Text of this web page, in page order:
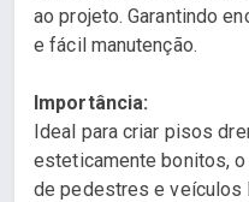
ao projeto. Garantindo
e fácil manutenção.
Importância:
Ideal para criar pisos
esteticamente bonitos,
de pedestres e veículos